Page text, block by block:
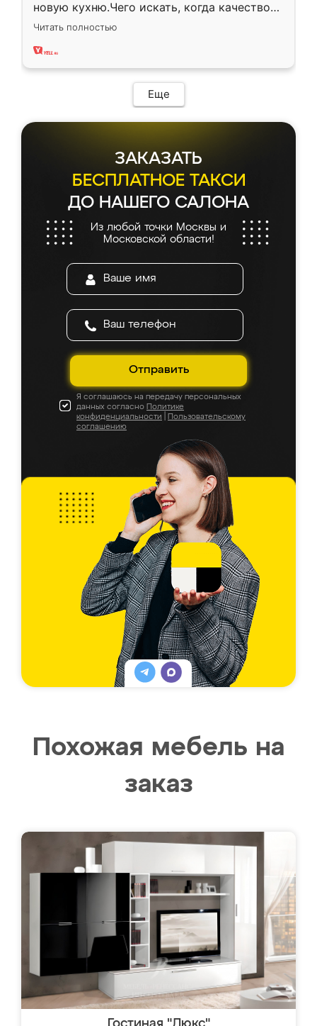
новую кухню.Чего искать, когда качеством
вполне довольна. Служит кухня уже почти
два года, нареканий нет.
Читать полностью
Еще
ЗАКАЗАТЬ
БЕСПЛАТНОЕ ТАКСИ
ДО НАШЕГО САЛОНА
Из любой точки Москвы и
Московской области!
Отправить
Я соглашаюсь на передачу персональных
данных согласно Политике
конфиденциальности
Пользовательскому
соглашению
Похожая мебель на
заказ